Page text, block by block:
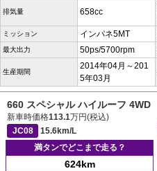
排気量 658cc
ミッション インパネ5MT
最大出力 50ps/5700rpm
生産期間
2014年04月～201
5年03月
660 スペシャル ハイルーフ 4WD
新車時価格113.1万円(税込)
JC08
15.6km/L
満タンでどこまで走る？
624km